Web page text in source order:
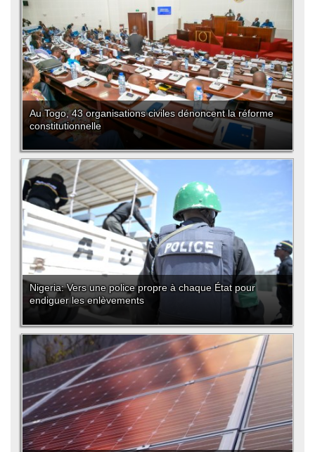
Au Togo, 43 organisations civiles dénoncent la réforme
constitutionnelle
Nigeria: Vers une police propre à chaque État pour
endiguer les enlèvements